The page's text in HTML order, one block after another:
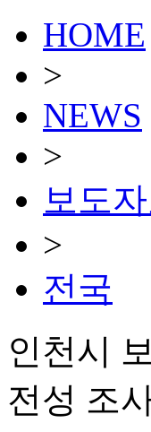
HOME
>
NEWS
>
보도
>
전국
인천시
전성 조